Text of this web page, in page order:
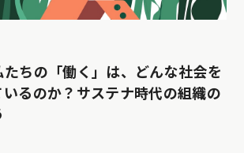
たちの「働く」は、どんな社会を
るのか？サステナ時代の組織の